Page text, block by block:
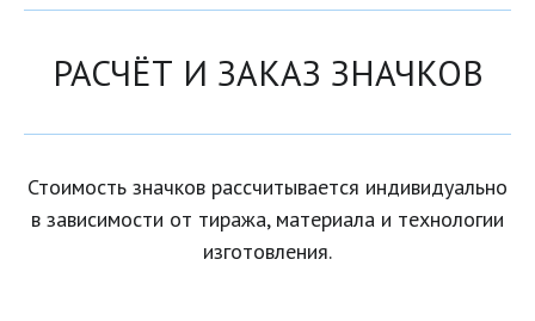
РАСЧЁТ И ЗАКАЗ ЗНАЧКОВ
Стоимость значков рассчитывается индивидуально
в зависимости от тиража, материала и технологии
изготовления.